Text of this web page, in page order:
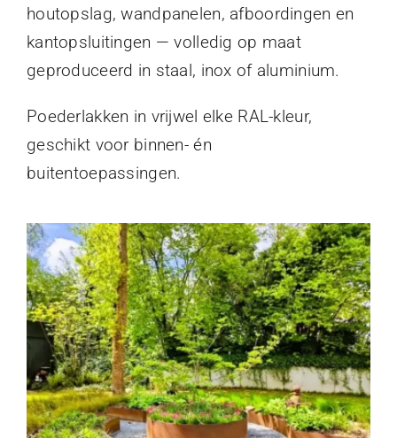
houtopslag, wandpanelen, afboordingen en
kantopsluitingen — volledig op maat
geproduceerd in staal, inox of aluminium.
Poederlakken in vrijwel elke RAL-kleur,
geschikt voor binnen- én
buitentoepassingen.